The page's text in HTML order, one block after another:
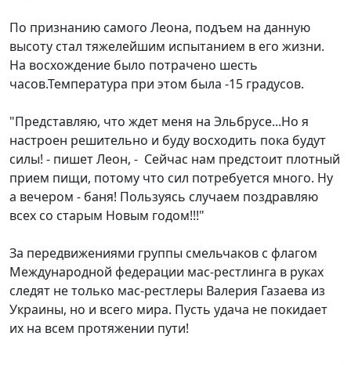
По признанию самого Леона, подъем на данную
высоту стал тяжелейшим испытанием в его жизни.
На восхождение было потрачено шесть
часов.Температура при этом была -15 градусов.
"Представляю, что ждет меня на Эльбрусе...Но я
настроен решительно и буду восходить пока будут
силы! - пишет Леон, - Сейчас нам предстоит плотный
прием пищи, потому что сил потребуется много. Ну
а вечером - баня! Пользуясь случаем поздравляю
всех со старым Новым годом!!!"
За передвижениями группы смельчаков с флагом
Международной федерации мас-рестлинга в руках
следят не только мас-рестлеры Валерия Газаева из
Украины, но и всего мира. Пусть удача не покидает
их на всем протяжении пути!